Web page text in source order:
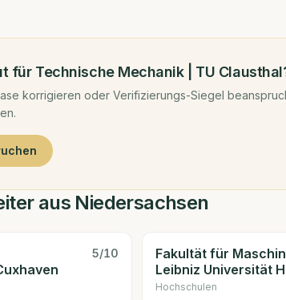
für Technische Mechanik | TU Clausthal
korrigieren oder Verifizierungs-Siegel
aus Niedersachsen
5/10
Fakultät für
Leibniz Universität
Hochschulen